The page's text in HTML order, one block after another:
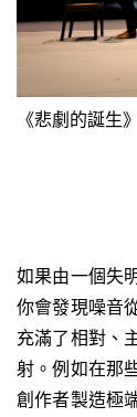
《悲劇的誕生
如果由一個失
你會發現噪音
充滿了相對、
射。例如在那
創作者製造極